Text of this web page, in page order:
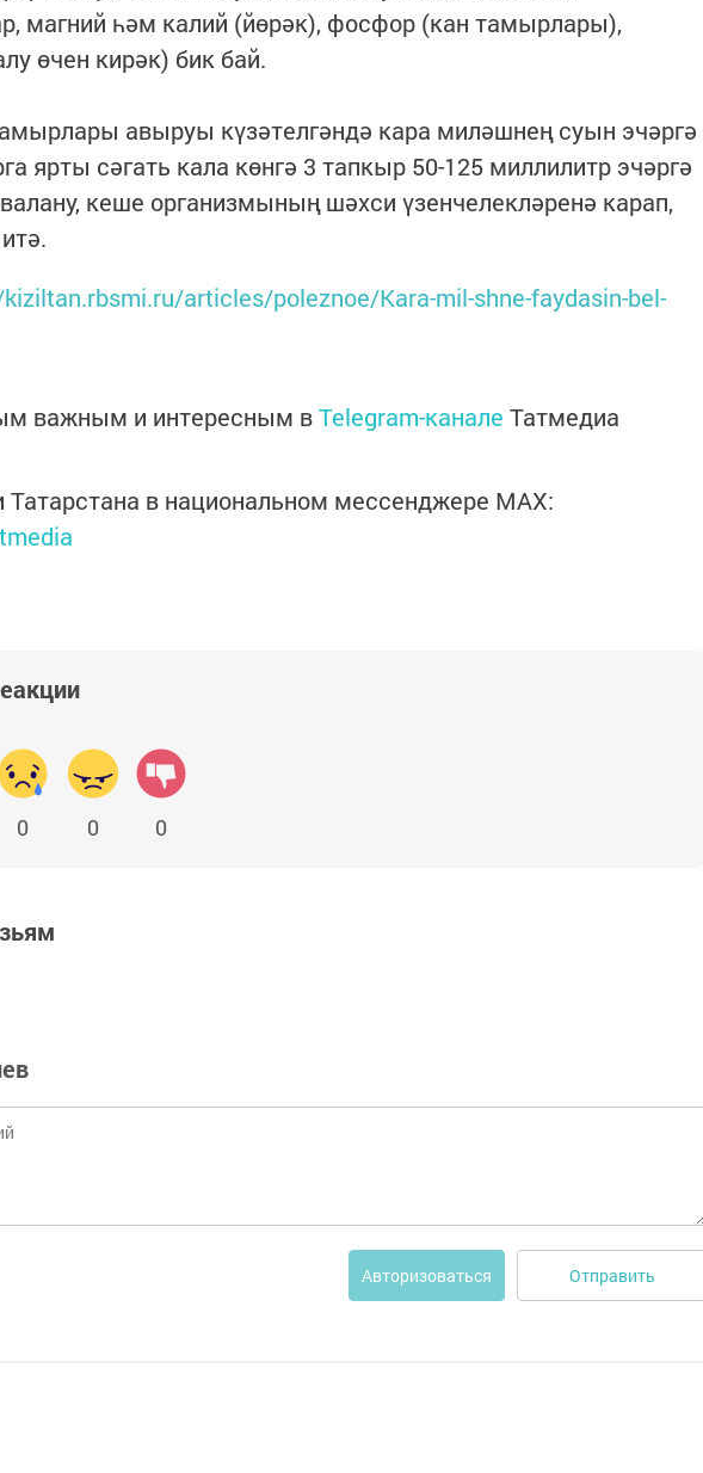
магний һәм калий (йөрәк), фосфор (кан тамырлары),
өчен кирәк) бик бай.
авыруы күзәтелгәндә кара миләшнең суын эчәргә
ярты сәгать кала көнгә 3 тапкыр 50-125 миллилитр эчәргә
кеше организмының шәхси үзенчелекләренә карап,
articles/poleznoe/Kara-mil-shne-faydasin-bel-
важным и интересным вTelegram-канале Татмедиа
Татарстана в национальном мессенджере MАХ:
0 0 0
Авторизоваться Отправить